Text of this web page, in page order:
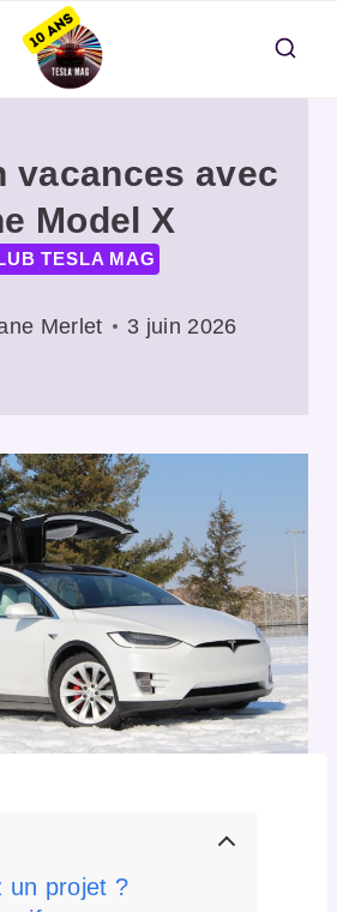
vacances avec
Model X
TESLA MAG
Merlet 3 juin 2026
un projet ?